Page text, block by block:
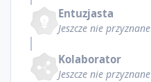
Entuzjasta
Jeszcze nie przyznane
Kolaborator
Jeszcze nie przyznane